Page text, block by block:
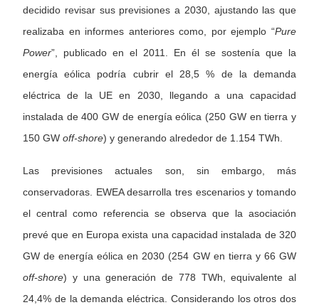
decidido revisar sus previsiones a 2030, ajustando las que
realizaba en informes anteriores como, por ejemplo “Pure
Power”, publicado en el 2011. En él se sostenía que la
energía eólica podría cubrir el 28,5 % de la demanda
eléctrica de la UE en 2030, llegando a una capacidad
instalada de 400 GW de energía eólica (250 GW en tierra y
150 GW off-shore) y generando alrededor de 1.154 TWh.
Las previsiones actuales son, sin embargo, más
conservadoras. EWEA desarrolla tres escenarios y tomando
el central como referencia se observa que la asociación
prevé que en Europa exista una capacidad instalada de 320
GW de energía eólica en 2030 (254 GW en tierra y 66 GW
off-shore) y una generación de 778 TWh, equivalente al
24,4% de la demanda eléctrica. Considerando los otros dos